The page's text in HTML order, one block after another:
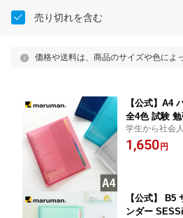
売り切れを含む
価格や送料は、商品のサイズや色によ
【公式】A4
全4色 試験
復習 F584 マ
会人 ビジネ
学生から社会
系の資格試験
1,650 円
【公式】 B5
ンダー